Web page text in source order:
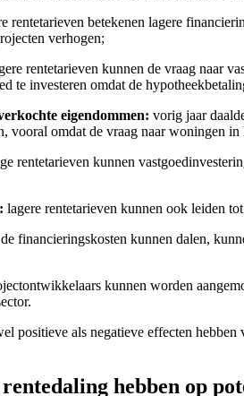
rentetarieven betekenen lagere
verhogen;
rentetarieven kunnen de vraag naar
te investeren omdat de
eigendommen: vorig jaar
vooral omdat de vraag naar woningen
rentetarieven kunnen
lagere rentetarieven kunnen ook leiden
financieringskosten kunnen dalen,
kunnen worden
positieve als negatieve effecten
hebben op